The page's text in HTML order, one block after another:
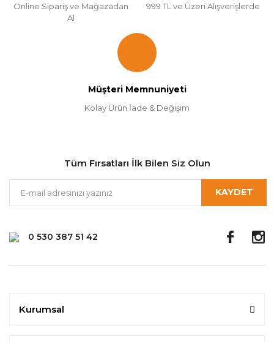
Online Sipariş ve Mağazadan
Al
999 TL ve Üzeri Alışverişlerde
Müşteri Memnuniyeti
Kolay Ürün İade & Değişim
0 530 387 51 42
Tüm Fırsatları İlk Bilen Siz Olun
KAYDET
Kurumsal